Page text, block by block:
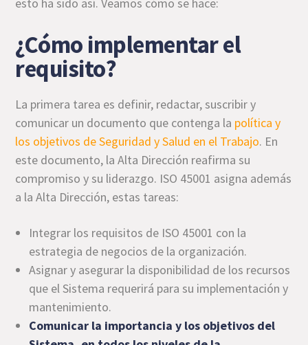
¿Cómo implementar el
requisito?
La primera tarea es definir, redactar, suscribir y
comunicar un documento que contenga la política y
los objetivos de Seguridad y Salud en el Trabajo. En
este documento, la Alta Dirección reafirma su
compromiso y su liderazgo. ISO 45001 asigna además
a la Alta Dirección, estas tareas:
Integrar los requisitos de ISO 45001 con la
estrategia de negocios de la organización.
Asignar y asegurar la disponibilidad de los recursos
que el Sistema requerirá para su implementación y
mantenimiento.
Comunicar la importancia y los objetivos del